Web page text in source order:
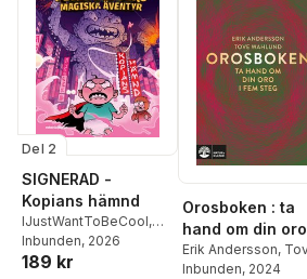
Del 2
SIGNERAD -
Kopians hämnd
IJustWantToBeCool,
Joel Adolphson
Ejdemo Beer
Inbunden, 2026
189 kr
Orosboken : ta
hand om din
fem steg
Erik Andersson,
Wahlund
Inbunden, 2024